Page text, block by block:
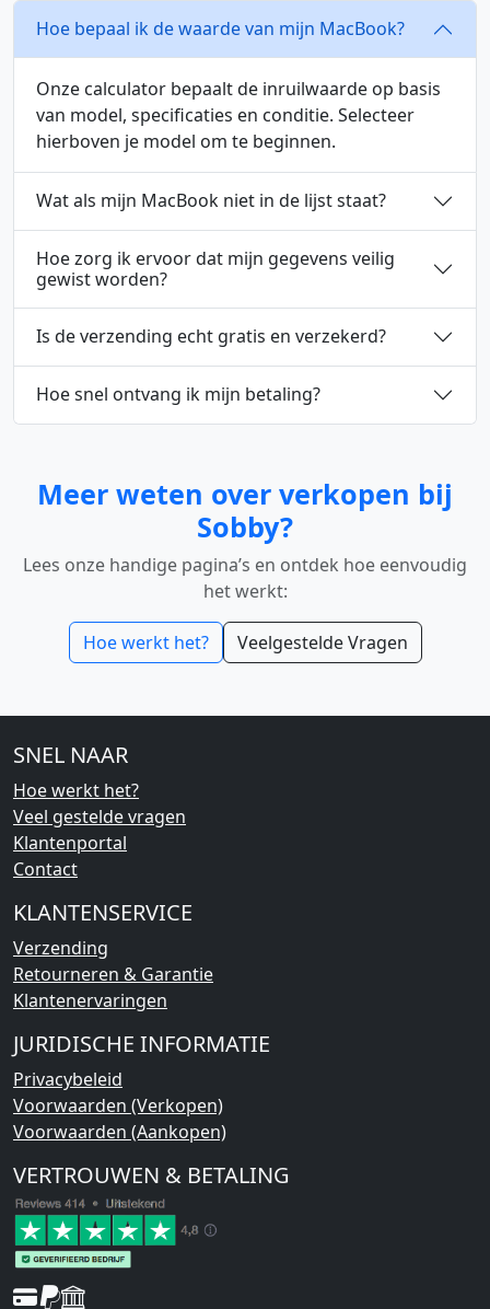
Hoe bepaal ik de waarde van mijn MacBook?
Onze calculator bepaalt de inruilwaarde op basis
van model, specificaties en conditie. Selecteer
hierboven je model om te beginnen.
Wat als mijn MacBook niet in de lijst staat?
Hoe zorg ik ervoor dat mijn gegevens veilig
gewist worden?
Is de verzending echt gratis en verzekerd?
Hoe snel ontvang ik mijn betaling?
Meer weten over verkopen bij
Sobby?
Lees onze handige pagina’s en ontdek hoe eenvoudig
het werkt:
Hoe werkt het? Veelgestelde Vragen
SNEL NAAR
Hoe werkt het?
Veel gestelde vragen
Klantenportal
Contact
KLANTENSERVICE
Verzending
Retourneren & Garantie
Klantenervaringen
JURIDISCHE INFORMATIE
Privacybeleid
Voorwaarden (Verkopen)
Voorwaarden (Aankopen)
VERTROUWEN & BETALING